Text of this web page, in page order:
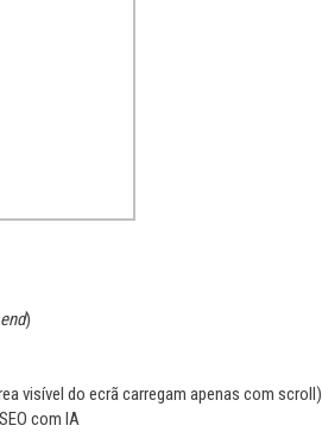
)
visível do ecrã carregam apenas com scroll)
com IA